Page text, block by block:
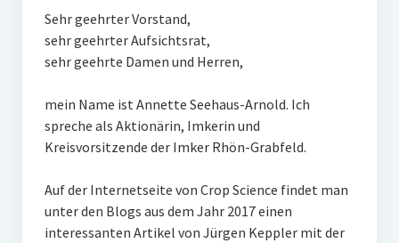
Sehr geehrter Vorstand,
sehr geehrter Aufsichtsrat,
sehr geehrte Damen und Herren,
mein Name ist Annette Seehaus-Arnold. Ich
spreche als Aktionärin, Imkerin und
Kreisvorsitzende der Imker Rhön-Grabfeld.
Auf der Internetseite von Crop Science findet man
unter den Blogs aus dem Jahr 2017 einen
interessanten Artikel von Jürgen Keppler mit der